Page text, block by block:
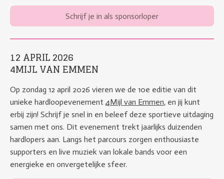
Schrijf je in als sponsorloper
12 APRIL 2026
4MIJL VAN EMMEN
Op zondag 12 april 2026 vieren we de 10e editie van dit
unieke hardloopevenement4Mijl van Emmen, en jij kunt
erbij zijn! Schrijf je snel in en beleef deze sportieve uitdaging
samen met ons. Dit evenement trekt jaarlijks duizenden
hardlopers aan. Langs het parcours zorgen enthousiaste
supporters en live muziek van lokale bands voor een
energieke en onvergetelijke sfeer.